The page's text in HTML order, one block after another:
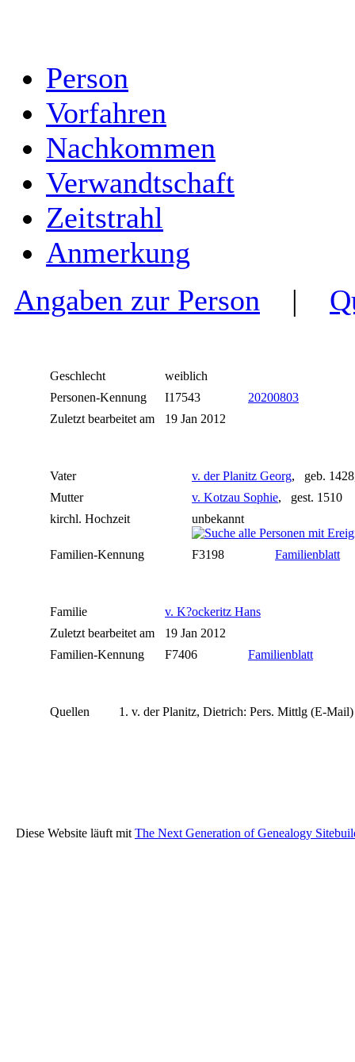
Person
Vorfahren
Nachkommen
Verwandtschaft
Zeitstrahl
Anmerkung
Angaben zur Person |
Geschlecht
weiblich
Personen-Kennung
I17543
20200803
Zuletzt bearbeitet am
19 Jan 2012
Vater v. der Planitz Georg, geb.
Mutter
v. Kotzau Sophie, gest. 1510
kirchl. Hochzeit
unbekannt
Familien-Kennung F3198 Familienblatt
Familie
v. K?ockeritz Hans
Zuletzt bearbeitet am
19 Jan 2012
Familien-Kennung
F7406 Familienblatt
Quellen v. der Planitz, Dietrich: Pers. Mittlg (E-
Diese Website läuft mit The Next Generation of Genealogy